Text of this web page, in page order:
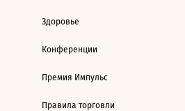
Здоровье
Конференции
Премия Импульс
Правила торговли